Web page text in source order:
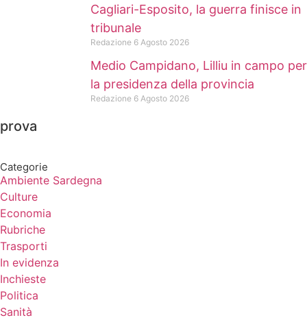
Cagliari-Esposito, la guerra finisce in
tribunale
Redazione 6 Agosto 2026
Medio Campidano, Lilliu in campo per
la presidenza della provincia
Redazione 6 Agosto 2026
prova
Categorie
Ambiente Sardegna
Culture
Economia
Rubriche
Trasporti
In evidenza
Inchieste
Politica
Sanità